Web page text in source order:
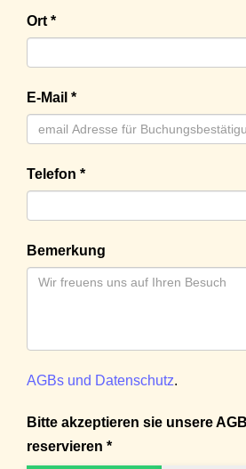
Ort *
E-Mail *
Telefon *
Bemerkung
AGBs und Datenschutz.
Bitte akzeptieren sie unsere
reservieren *